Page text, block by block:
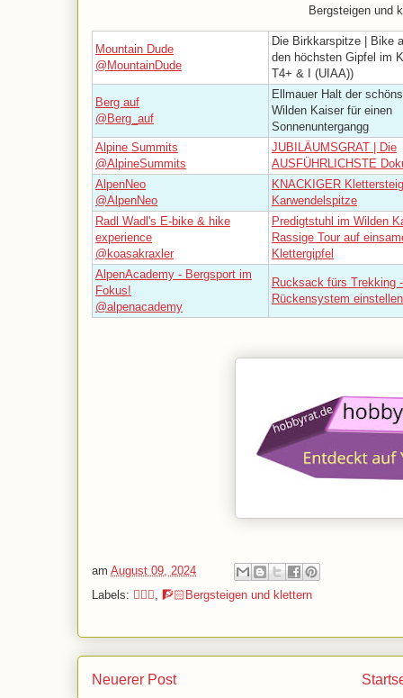
Bergsteigen und
Mountain Dude
@MountainDude
Die Birkkarspitze | Bike
den höchsten Gipfel im
T4+ & I (UIAA))
Berg auf
@Berg_auf
Ellmauer Halt der
Wilden Kaiser für einen
Sonnenuntergangg
Alpine Summits
@AlpineSummits
JUBILÄUMSGRAT | Die
AUSFÜHRLICHSTE
AlpenNeo
@AlpenNeo
KNACKIGER
Karwendelspitze
Radl Wadl's E-bike & hike
experience
@koasakraxler
Predigtstuhl im Wilden
Rassige Tour auf
Klettergipfel
AlpenAcademy - Bergsport im
Fokus!
@alpenacademy
Rucksack fürs Trekking
Rückensystem
am August 09, 2024
Labels: 🧗🏻‍♀️ 🧗🏻Bergsteigen und klettern
Neuerer Post